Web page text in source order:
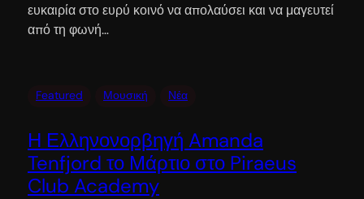
ευκαιρία στο ευρύ κοινό να απολαύσει και να μαγευτεί
από τη φωνή…
Featured Μουσική Νέα
Η Ελληνονορβηγή Amanda
Tenfjord το Μάρτιο στο Piraeus
Club Academy